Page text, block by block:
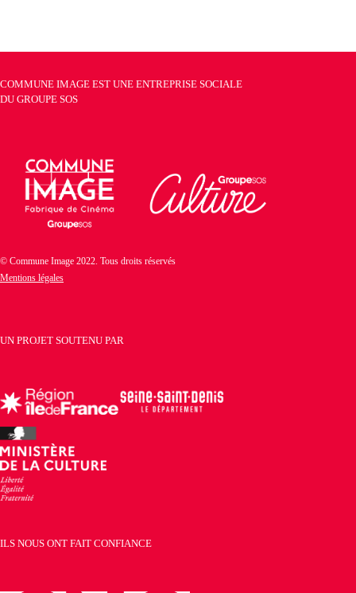
COMMUNE IMAGE EST UNE ENTREPRISE SOCIALE
DU GROUPE SOS
© Commune Image 2022. Tous droits réservés
Mentions légales
UN PROJET SOUTENU PAR
ILS NOUS ONT FAIT CONFIANCE